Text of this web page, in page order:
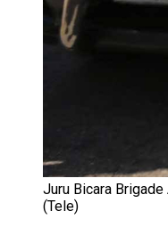
Juru Bicara Brigade
(Tele)